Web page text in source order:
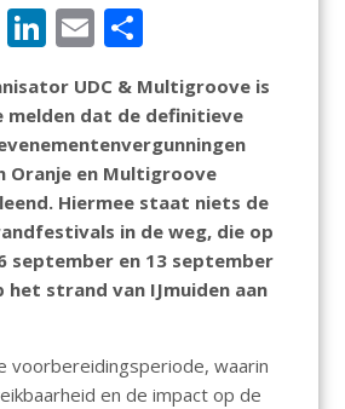
h
Li
k
e
dI
n
E
ai
l
D
el
e
n
UDC & Multigroove is
melden dat de definitieve
Oranje en Multigroove
Hiermee staat niets de
in de weg, die op
september en 13 september
het strand van IJmuiden aan
voorbereidingsperiode, waarin
en de impact op de